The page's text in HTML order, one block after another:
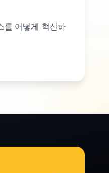
를 어떻게 혁신하